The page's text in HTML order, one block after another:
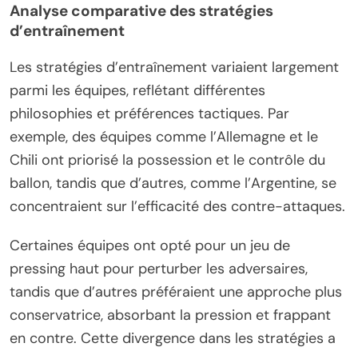
Analyse comparative des stratégies
d’entraînement
Les stratégies d’entraînement variaient largement
parmi les équipes, reflétant différentes
philosophies et préférences tactiques. Par
exemple, des équipes comme l’Allemagne et le
Chili ont priorisé la possession et le contrôle du
ballon, tandis que d’autres, comme l’Argentine, se
concentraient sur l’efficacité des contre-attaques.
Certaines équipes ont opté pour un jeu de
pressing haut pour perturber les adversaires,
tandis que d’autres préféraient une approche plus
conservatrice, absorbant la pression et frappant
en contre. Cette divergence dans les stratégies a